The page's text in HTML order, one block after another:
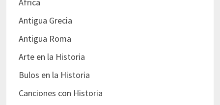
África
Antigua Grecia
Antigua Roma
Arte en la Historia
Bulos en la Historia
Canciones con Historia